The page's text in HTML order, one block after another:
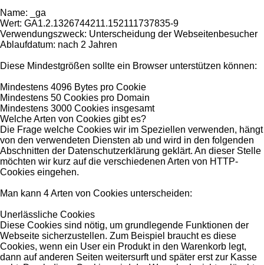
Name: _ga
Wert: GA1.2.1326744211.152111737835-9
Verwendungszweck: Unterscheidung der Webseitenbesucher
Ablaufdatum: nach 2 Jahren
Diese Mindestgrößen sollte ein Browser unterstützen können:
Mindestens 4096 Bytes pro Cookie
Mindestens 50 Cookies pro Domain
Mindestens 3000 Cookies insgesamt
Welche Arten von Cookies gibt es?
Die Frage welche Cookies wir im Speziellen verwenden, hängt
von den verwendeten Diensten ab und wird in den folgenden
Abschnitten der Datenschutzerklärung geklärt. An dieser Stelle
möchten wir kurz auf die verschiedenen Arten von HTTP-
Cookies eingehen.
Man kann 4 Arten von Cookies unterscheiden:
Unerlässliche Cookies
Diese Cookies sind nötig, um grundlegende Funktionen der
Webseite sicherzustellen. Zum Beispiel braucht es diese
Cookies, wenn ein User ein Produkt in den Warenkorb legt,
dann auf anderen Seiten weitersurft und später erst zur Kasse